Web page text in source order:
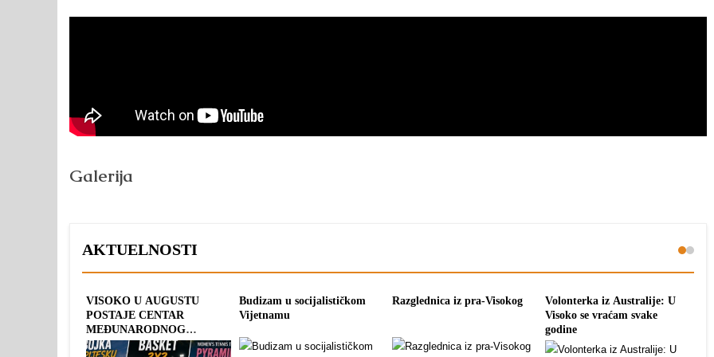
Galerija
AKTUELNOSTI
VISOKO U AUGUSTU
POSTAJE CENTAR
MEĐUNARODNOG
SPORTA: TRI OLIMPIJSKA
Budizam u socijalističkom
Vijetnamu
Razglednica iz pra-Visokog
Volonterka iz Australije: U
Visoko se vraćam svake
godine